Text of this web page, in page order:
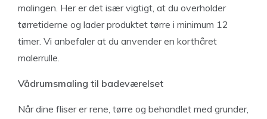
malingen. Her er det især vigtigt, at du overholder
tørretiderne og lader produktet tørre i minimum 12
timer. Vi anbefaler at du anvender en korthåret
malerrulle.
Vådrumsmaling til badeværelset
Når dine fliser er rene, tørre og behandlet med grunder,